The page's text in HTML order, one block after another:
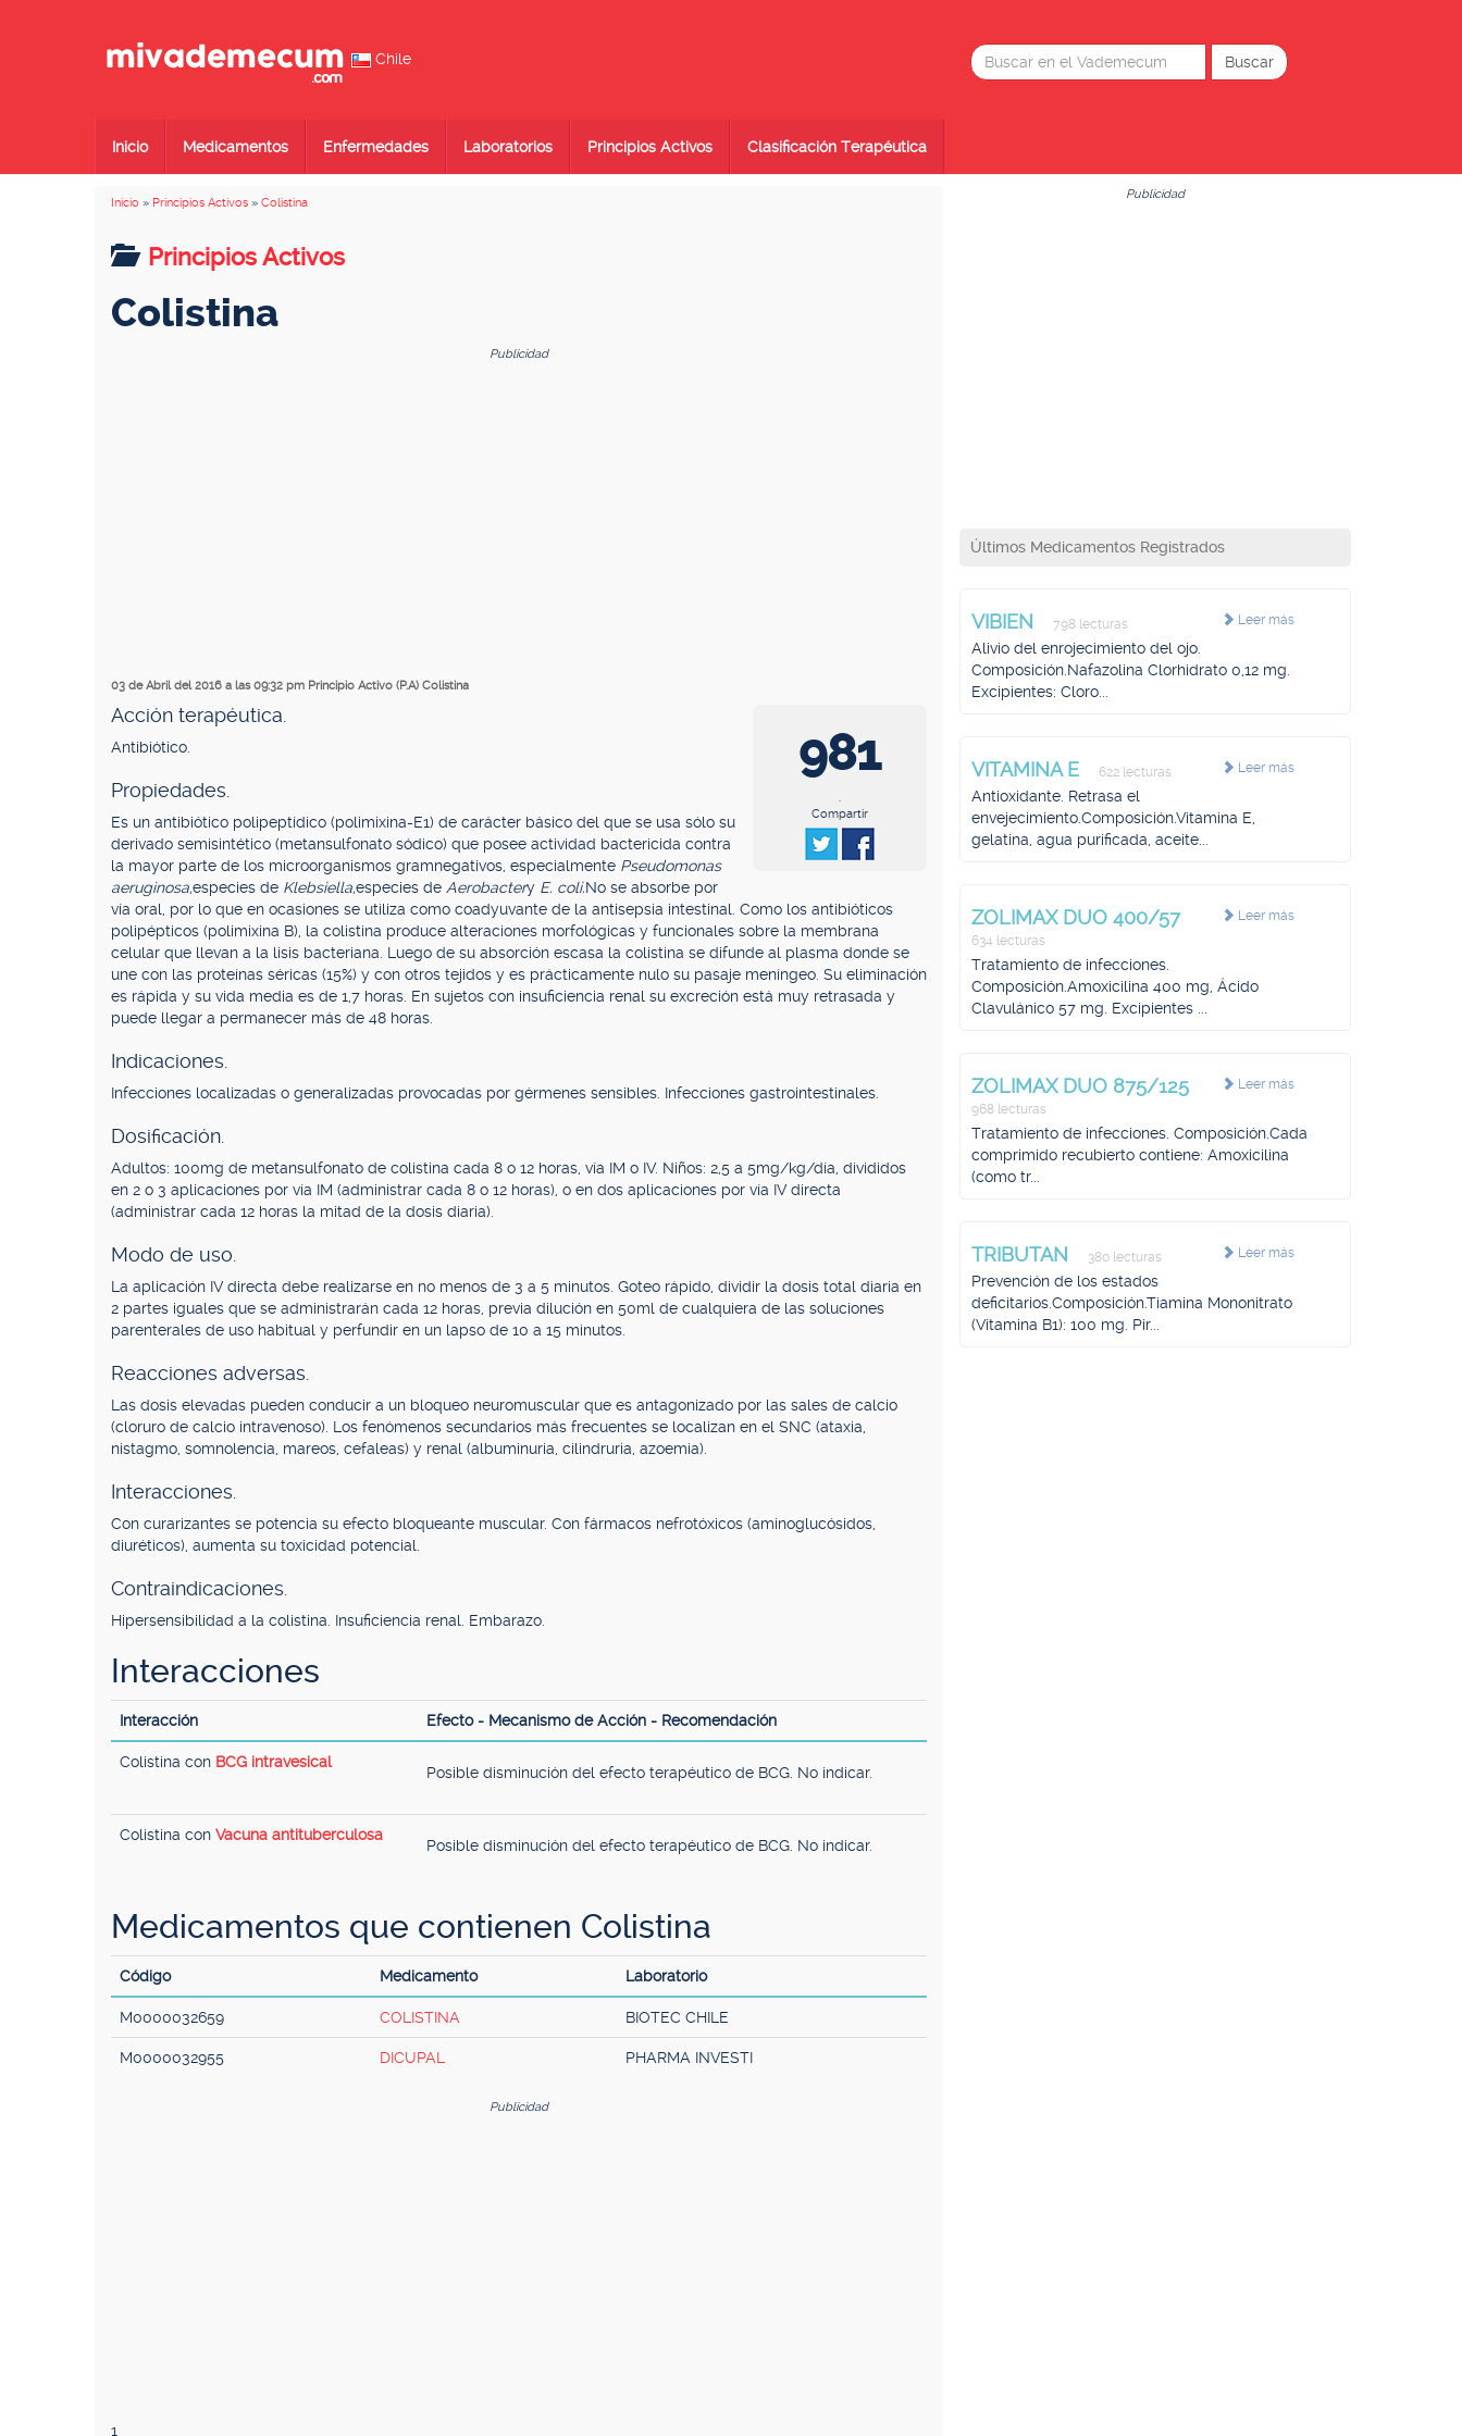
Chile
Inicio Medicamentos Enfermedades Laboratorios Principios Activos Clasificación Terapéutica
Inicio » Principios Activos » Colistina
Principios Activos
Colistina
Publicidad
03 de Abril del 2016 a las 09:32 pm Principio Activo (P.A) Colistina
981
.
Compartir
Acción terapéutica.
Antibiótico.
Propiedades.
Es un antibiótico polipeptídico (polimixina-E1) de carácter básico del que se usa sólo su
derivado semisintético (metansulfonato sódico) que posee actividad bactericida contra
la mayor parte de los microorganismos gramnegativos, especialmente Pseudomonas
aeruginosa,especies de Klebsiella,especies de Aerobactery E. coli.No se absorbe por
vía oral, por lo que en ocasiones se utiliza como coadyuvante de la antisepsia intestinal. Como los antibióticos
polipépticos (polimixina B), la colistina produce alteraciones morfológicas y funcionales sobre la membrana
celular que llevan a la lisis bacteriana. Luego de su absorción escasa la colistina se difunde al plasma donde se
une con las proteínas séricas (15%) y con otros tejidos y es prácticamente nulo su pasaje meníngeo. Su eliminación
es rápida y su vida media es de 1,7 horas. En sujetos con insuficiencia renal su excreción está muy retrasada y
puede llegar a permanecer más de 48 horas.
Indicaciones.
Infecciones localizadas o generalizadas provocadas por gérmenes sensibles. Infecciones gastrointestinales.
Dosificación.
Adultos: 100mg de metansulfonato de colistina cada 8 o 12 horas, vía IM o IV. Niños: 2,5 a 5mg/kg/día, divididos
en 2 o 3 aplicaciones por vía IM (administrar cada 8 o 12 horas), o en dos aplicaciones por vía IV directa
(administrar cada 12 horas la mitad de la dosis diaria).
Modo de uso.
La aplicación IV directa debe realizarse en no menos de 3 a 5 minutos. Goteo rápido, dividir la dosis total diaria en
2 partes iguales que se administrarán cada 12 horas, previa dilución en 50ml de cualquiera de las soluciones
parenterales de uso habitual y perfundir en un lapso de 10 a 15 minutos.
Reacciones adversas.
Las dosis elevadas pueden conducir a un bloqueo neuromuscular que es antagonizado por las sales de calcio
(cloruro de calcio intravenoso). Los fenómenos secundarios más frecuentes se localizan en el SNC (ataxia,
nistagmo, somnolencia, mareos, cefaleas) y renal (albuminuria, cilindruria, azoemia).
Interacciones.
Con curarizantes se potencia su efecto bloqueante muscular. Con fármacos nefrotóxicos (aminoglucósidos,
diuréticos), aumenta su toxicidad potencial.
Contraindicaciones.
Hipersensibilidad a la colistina. Insuficiencia renal. Embarazo.
Interacciones
Interacción Efecto - Mecanismo de Acción - Recomendación
Colistina con BCG intravesical
Posible disminución del efecto terapéutico de BCG. No indicar.
Colistina con Vacuna antituberculosa
Posible disminución del efecto terapéutico de BCG. No indicar.
Medicamentos que contienen Colistina
Código Medicamento Laboratorio
M0000032659 COLISTINA BIOTEC CHILE
M0000032955 DICUPAL PHARMA INVESTI
Publicidad
1
Publicidad
Últimos Medicamentos Registrados
Leer más
VIBIEN 798 lecturas
Alivio del enrojecimiento del ojo.
Composición.Nafazolina Clorhidrato 0,12 mg.
Excipientes: Cloro...
Leer más
VITAMINA E 622 lecturas
Antioxidante. Retrasa el
envejecimiento.Composición.Vitamina E,
gelatina, agua purificada, aceite...
Leer más
ZOLIMAX DUO 400/57
634 lecturas
Tratamiento de infecciones.
Composición.Amoxicilina 400 mg, Ácido
Clavulánico 57 mg. Excipientes ...
Leer más
ZOLIMAX DUO 875/125
968 lecturas
Tratamiento de infecciones. Composición.Cada
comprimido recubierto contiene: Amoxicilina
(como tr...
Leer más
TRIBUTAN 380 lecturas
Prevención de los estados
deficitarios.Composición.Tiamina Mononitrato
(Vitamina B1): 100 mg. Pir...